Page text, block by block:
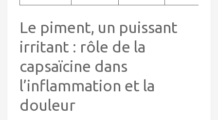
Le piment, un puissant
irritant : rôle de la
capsaïcine dans
l’inflammation et la
douleur